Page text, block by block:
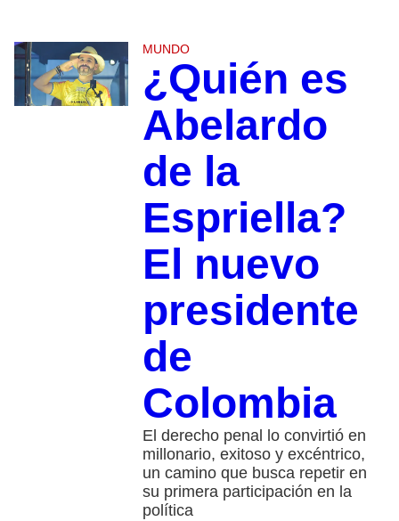
MUNDO
¿Quién es
Abelardo
de la
Espriella?
El nuevo
presidente
de
Colombia
El derecho penal lo convirtió en
millonario, exitoso y excéntrico,
un camino que busca repetir en
su primera participación en la
política